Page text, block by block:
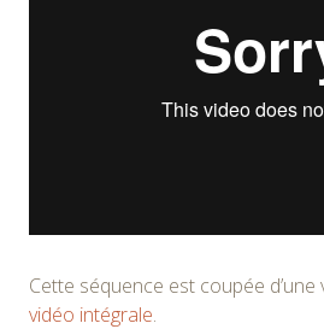
Cette séquence est coupée d’une
vidéo intégrale.